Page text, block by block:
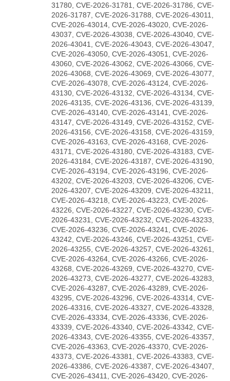
31780, CVE-2026-31781, CVE-2026-31786, CVE-
2026-31787, CVE-2026-31788, CVE-2026-43011,
CVE-2026-43014, CVE-2026-43020, CVE-2026-
43037, CVE-2026-43038, CVE-2026-43040, CVE-
2026-43041, CVE-2026-43043, CVE-2026-43047,
CVE-2026-43050, CVE-2026-43051, CVE-2026-
43060, CVE-2026-43062, CVE-2026-43066, CVE-
2026-43068, CVE-2026-43069, CVE-2026-43077,
CVE-2026-43078, CVE-2026-43124, CVE-2026-
43130, CVE-2026-43132, CVE-2026-43134, CVE-
2026-43135, CVE-2026-43136, CVE-2026-43139,
CVE-2026-43140, CVE-2026-43141, CVE-2026-
43147, CVE-2026-43149, CVE-2026-43152, CVE-
2026-43156, CVE-2026-43158, CVE-2026-43159,
CVE-2026-43163, CVE-2026-43168, CVE-2026-
43171, CVE-2026-43180, CVE-2026-43183, CVE-
2026-43184, CVE-2026-43187, CVE-2026-43190,
CVE-2026-43194, CVE-2026-43196, CVE-2026-
43202, CVE-2026-43203, CVE-2026-43206, CVE-
2026-43207, CVE-2026-43209, CVE-2026-43211,
CVE-2026-43218, CVE-2026-43223, CVE-2026-
43226, CVE-2026-43227, CVE-2026-43230, CVE-
2026-43231, CVE-2026-43232, CVE-2026-43233,
CVE-2026-43236, CVE-2026-43241, CVE-2026-
43242, CVE-2026-43246, CVE-2026-43251, CVE-
2026-43255, CVE-2026-43257, CVE-2026-43261,
CVE-2026-43264, CVE-2026-43266, CVE-2026-
43268, CVE-2026-43269, CVE-2026-43270, CVE-
2026-43273, CVE-2026-43277, CVE-2026-43283,
CVE-2026-43287, CVE-2026-43289, CVE-2026-
43295, CVE-2026-43296, CVE-2026-43314, CVE-
2026-43316, CVE-2026-43327, CVE-2026-43328,
CVE-2026-43334, CVE-2026-43336, CVE-2026-
43339, CVE-2026-43340, CVE-2026-43342, CVE-
2026-43343, CVE-2026-43355, CVE-2026-43357,
CVE-2026-43363, CVE-2026-43370, CVE-2026-
43373, CVE-2026-43381, CVE-2026-43383, CVE-
2026-43386, CVE-2026-43387, CVE-2026-43407,
CVE-2026-43411, CVE-2026-43420, CVE-2026-